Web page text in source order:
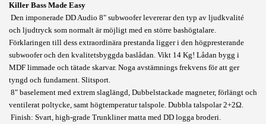
Killer Bass Made Easy
Den imponerade DD Audio 8" subwoofer levererar den typ av ljudkvalité
och ljudtryck som normalt är möjligt med en större bashögtalare.
Förklaringen till dess extraordinära prestanda ligger i den högpresterande
subwoofer och den kvalitetsbyggda baslådan. Vikt 14 Kg! Lådan bygg i
MDF limmade och tätade skarvar. Noga avstämnings frekvens för att ger
tyngd och fundament. Slitsport.
8" baselement med extrem slaglängd, Dubbelstackade magneter, förlängt och
ventilerat poltycke, samt högtemperatur talspole. Dubbla talspolar 2+2Ω.
Finish: Svart, high-grade Trunkliner matta med DD logga broderi.